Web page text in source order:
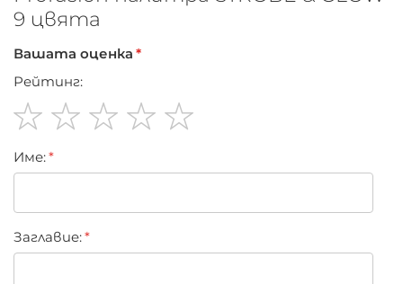
9 цвята
Вашата оценка
Рейтинг:
star
stars
stars
stars
stars
Име:
Заглавиe: